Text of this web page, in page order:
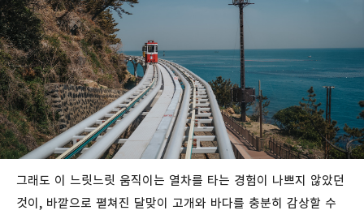
그래도 이 느릿느릿 움직이는 열차를 타는 경험이 나쁘지 않았던
것이, 바깥으로 펼쳐진 달맞이 고개와 바다를 충분히 감상할 수